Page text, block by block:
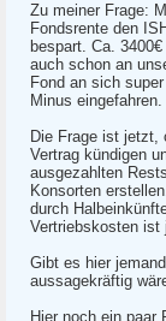
Zu meiner Frage:
Fondsrente den
bespart. Ca.
auch schon an
Fond an sich
Minus eingefahren.
Die Frage ist jetzt,
Vertrag kündigen
ausgezahlten
Konsorten
durch
Vertriebskosten ist
Gibt es hier
aussagekräftig
Hier noch ein paar